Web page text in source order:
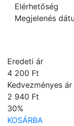
Eredeti ár
4 200 Ft
Kedvezményes ár
2 940 Ft
30%
KOSÁRBA
Elérhetőség
Megjelenés